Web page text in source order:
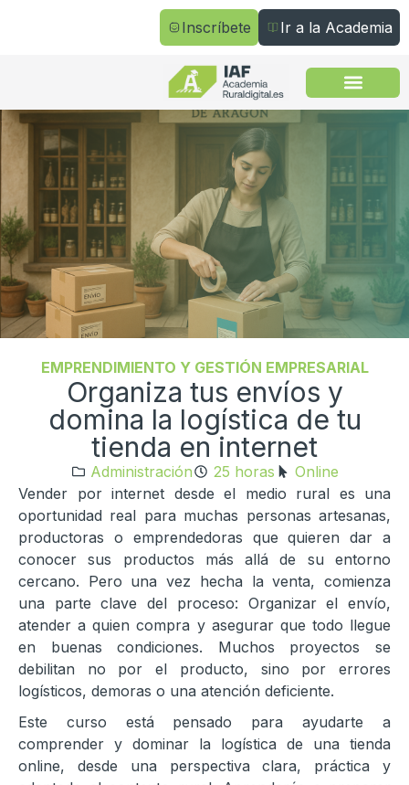
Inscríbete Ir a la Academia
EMPRENDIMIENTO Y GESTIÓN EMPRESARIAL
Organiza tus envíos y
domina la logística de tu
tienda en internet
Administración 25 horas
Online
Vender por internet desde el medio rural es una
oportunidad real para muchas personas artesanas,
productoras o emprendedoras que quieren dar a
conocer sus productos más allá de su entorno
cercano. Pero una vez hecha la venta, comienza
una parte clave del proceso: Organizar el envío,
atender a quien compra y asegurar que todo llegue
en buenas condiciones. Muchos proyectos se
debilitan no por el producto, sino por errores
logísticos, demoras o una atención deficiente.
Este curso está pensado para ayudarte a
comprender y dominar la logística de una tienda
online, desde una perspectiva clara, práctica y